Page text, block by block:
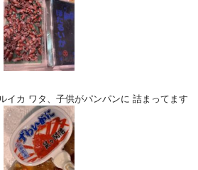
イカ ワタ、子供がパンパンに 詰まってます！